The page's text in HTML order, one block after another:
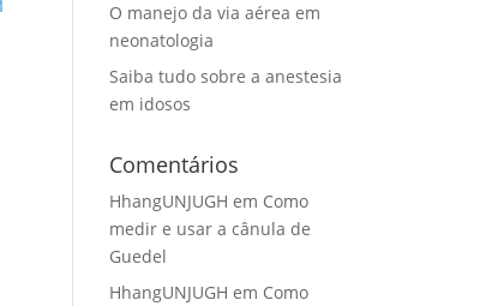
O manejo da via aérea em
neonatologia
Saiba tudo sobre a anestesia
em idosos
Comentários
HhangUNJUGH em Como
medir e usar a cânula de
Guedel
HhangUNJUGH em Como